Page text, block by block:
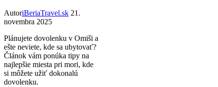
AutoriBeriaTravel.sk 21.
novembra 2025
Plánujete dovolenku v Omiši a
ešte neviete, kde sa ubytovať?
Článok vám ponúka tipy na
najlepšie miesta pri mori, kde
si môžete užiť dokonalú
dovolenku.